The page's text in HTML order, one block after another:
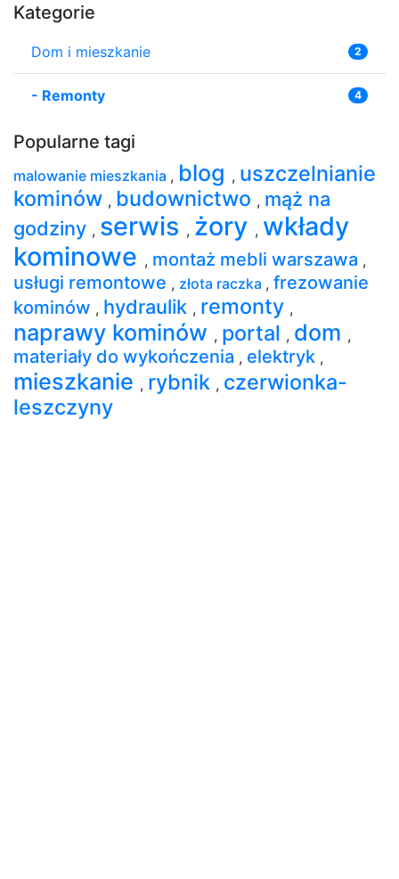
Kategorie
Dom i mieszkanie 2
- Remonty 4
Popularne tagi
malowanie mieszkania , blog , uszczelnianie
kominów , budownictwo , mąż na
godziny , serwis , żory , wkłady
kominowe , montaż mebli warszawa ,
usługi remontowe , złota raczka , frezowanie
kominów , hydraulik , remonty ,
naprawy kominów , portal , dom ,
materiały do wykończenia , elektryk ,
mieszkanie , rybnik , czerwionka-
leszczyny